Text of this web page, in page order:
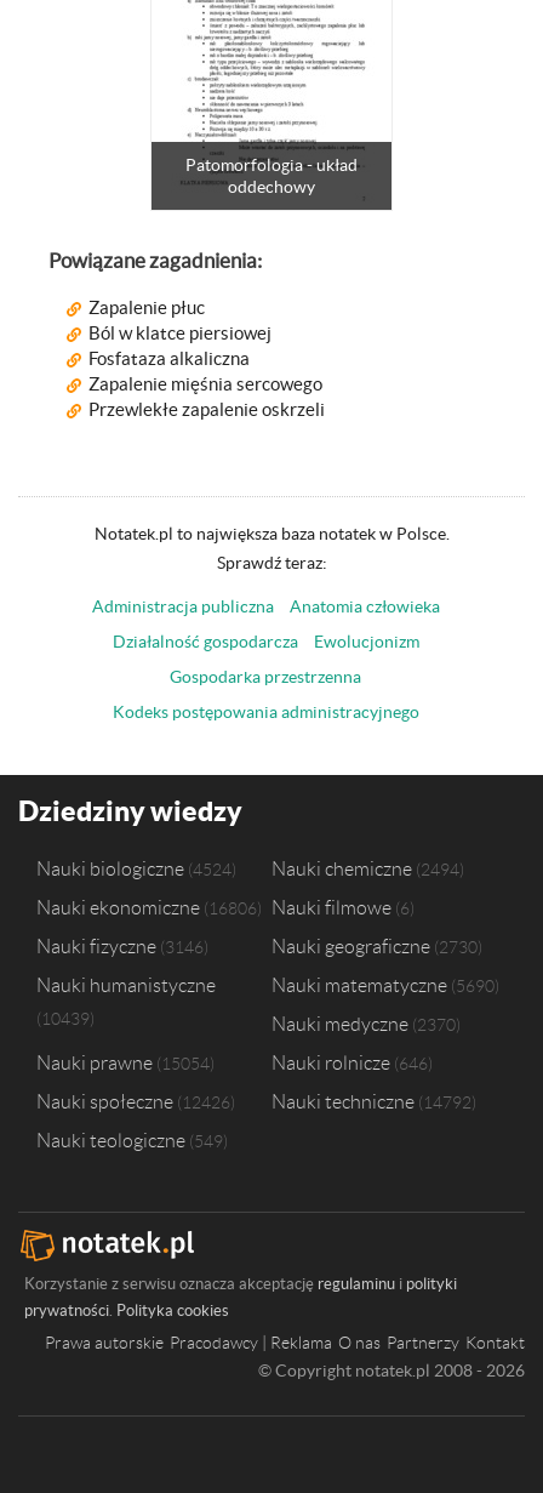
Patomorfologia - układ
oddechowy
Powiązane zagadnienia:
Zapalenie płuc
Ból w klatce piersiowej
Fosfataza alkaliczna
Zapalenie mięśnia sercowego
Przewlekłe zapalenie oskrzeli
Notatek.pl to największa baza notatek w Polsce.
Sprawdź teraz:
Administracja publiczna
Anatomia człowieka
Działalność gospodarcza
Ewolucjonizm
Gospodarka przestrzenna
Kodeks postępowania administracyjnego
Dziedziny wiedzy
Nauki biologiczne 4524 Nauki chemiczne 2494
Nauki ekonomiczne 16806 Nauki filmowe 6
Nauki fizyczne 3146 Nauki geograficzne 2730
Nauki humanistyczne
10439
Nauki matematyczne 5690
Nauki medyczne 2370
Nauki prawne 15054 Nauki rolnicze 646
Nauki społeczne 12426 Nauki techniczne 14792
Nauki teologiczne 549
Korzystanie z serwisu oznacza akceptację regulaminu i polityki
prywatności. Polityka cookies
Prawa autorskie Pracodawcy | Reklama O nas Partnerzy Kontakt
© Copyright notatek.pl 2008 - 2026